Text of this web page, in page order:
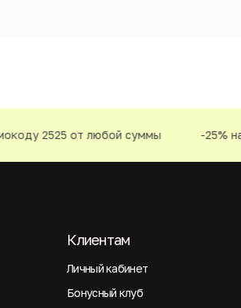
2525 от любой суммы -25% на
Личный кабинет
Клиентам
Бонусный клуб